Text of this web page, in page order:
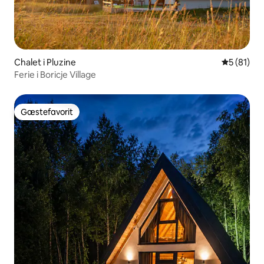
Chalet i Pluzine 5 ud af 5 i
5 (81)
Ferie i Boricje Village
Gæstefavorit
Gæstefavorit